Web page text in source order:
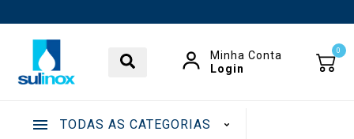
Minha Conta
Login
0
. TODAS AS CATEGORIAS